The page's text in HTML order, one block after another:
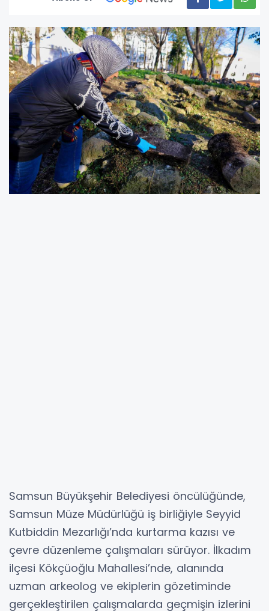
Samsun Büyükşehir Belediyesi öncülüğünde,
Samsun Müze Müdürlüğü iş birliğiyle Seyyid
Kutbiddin Mezarlığı’nda kurtarma kazısı ve
çevre düzenleme çalışmaları sürüyor. İlkadım
ilçesi Kökçüoğlu Mahallesi’nde, alanında
uzman arkeolog ve ekiplerin gözetiminde
gerçekleştirilen çalışmalarda geçmişin izlerini